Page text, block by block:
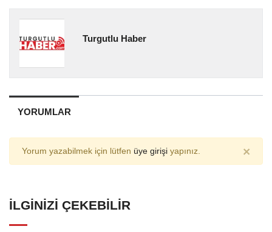
Turgutlu Haber
YORUMLAR
Yorum yazabilmek için lütfen üye girişi yapınız. ×
İLGINIZI ÇEKEBILIR